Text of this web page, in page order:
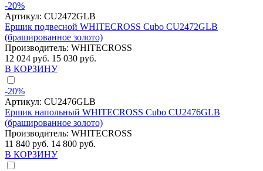
-20%
Артикул: CU2472GLB
Ершик подвесной WHITECROSS Cubo CU2472GLB
(брашированное золото)
Производитель: WHITECROSS
12 024 руб. 15 030 руб.
В КОРЗИНУ
-20%
Артикул: CU2476GLB
Ершик напольный WHITECROSS Cubo CU2476GLB
(брашированное золото)
Производитель: WHITECROSS
11 840 руб. 14 800 руб.
В КОРЗИНУ